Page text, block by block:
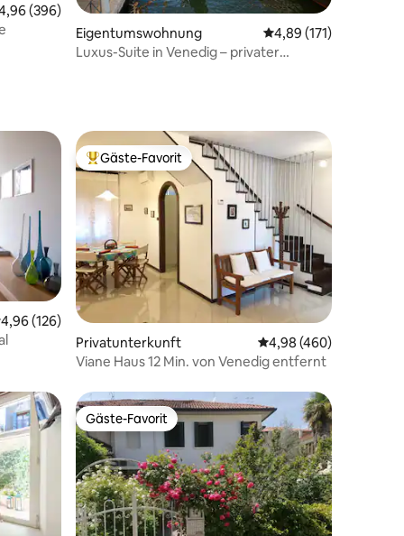
Bewertungen
Bewertung: 4,96 von 5, 396 Bewertungen
(396)
Eigentumswohnung Durchschnittliche
4,89 (171)
Luxus-Suite in Venedig – privater
Bewertungen Bewertung: 4,96 von 5, 126 Bewertungen
4,96 (126)
Beliebter Gäste-Favorit.
Gäste-Favorit
Privatunterkunft Durchschnittliche
4,98 (460)
Viane Haus 12 Min. von Venedig entfernt
Gäste-Favorit
Gäste-Favorit